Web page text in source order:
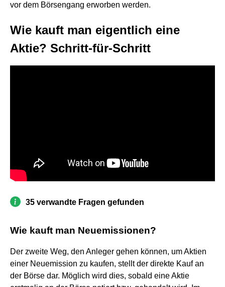
vor dem Börsengang erworben werden.
Wie kauft man eigentlich eine
Aktie? Schritt-für-Schritt
35 verwandte Fragen gefunden
Wie kauft man Neuemissionen?
Der zweite Weg, den Anleger gehen können, um Aktien
einer Neuemission zu kaufen, stellt der direkte Kauf an
der Börse dar. Möglich wird dies, sobald eine Aktie